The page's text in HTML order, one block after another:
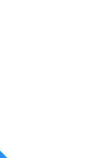
日(金) (予
の